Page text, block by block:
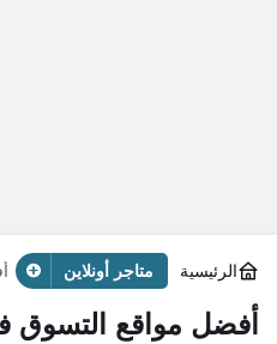
الرئيسية متاجر أونلاين
أفضل مواقع التسوق